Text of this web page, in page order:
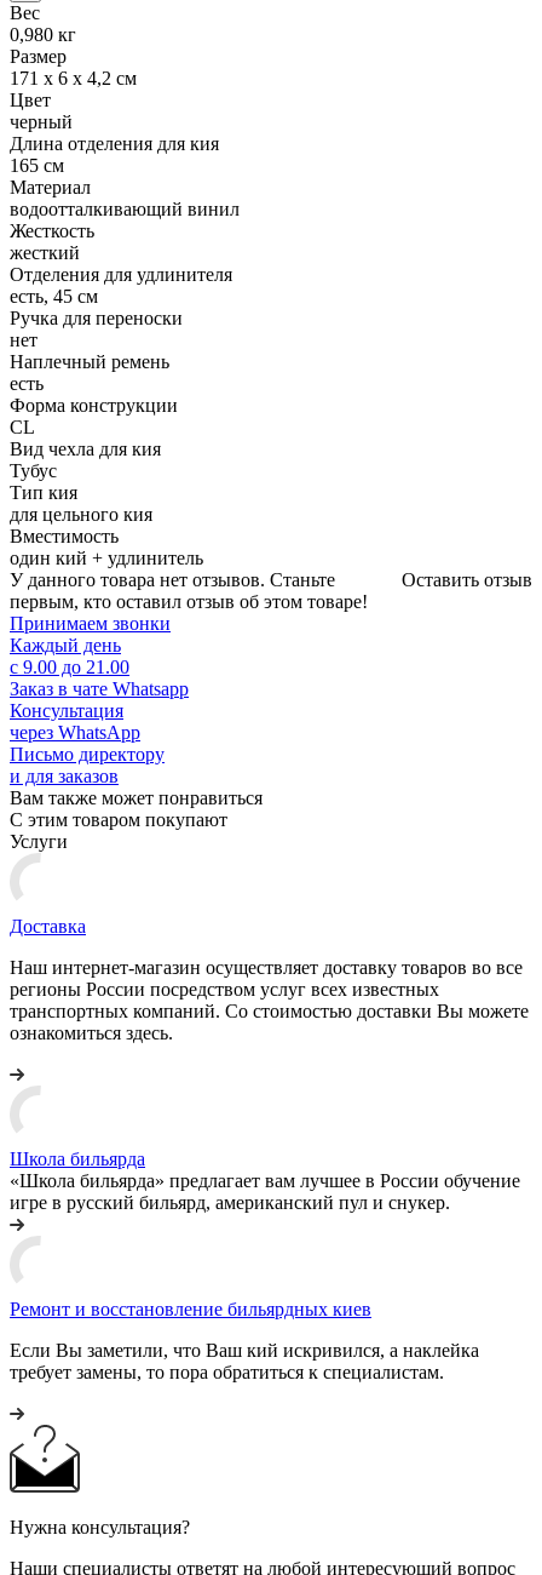
Вес
0,980 кг
Размер
171 x 6 x 4,2 см
Цвет
черный
Длина отделения для кия
165 см
Материал
водоотталкивающий винил
Жесткость
жесткий
Отделения для удлинителя
есть, 45 см
Ручка для переноски
нет
Наплечный ремень
есть
Форма конструкции
CL
Вид чехла для кия
Тубус
Тип кия
для цельного кия
Вместимость
один кий + удлинитель
Оставить отзыв
У данного товара нет отзывов. Станьте
первым, кто оставил отзыв об этом товаре!
Принимаем звонки
Каждый день
с 9.00 до 21.00
Заказ в чате Whatsapp
Консультация
через WhatsApp
Письмо директору
и для заказов
Вам также может понравиться
С этим товаром покупают
Услуги
Доставка
Наш интернет-магазин осуществляет доставку товаров во все
регионы России посредством услуг всех известных
транспортных компаний. Со стоимостью доставки Вы можете
ознакомиться здесь.
Школа бильярда
«Школа бильярда» предлагает вам лучшее в России обучение
игре в русский бильярд, американский пул и снукер.
Ремонт и восстановление бильярдных киев
Если Вы заметили, что Ваш кий искривился, а наклейка
требует замены, то пора обратиться к специалистам.
Нужна консультация?
Наши специалисты ответят на любой интересующий вопрос